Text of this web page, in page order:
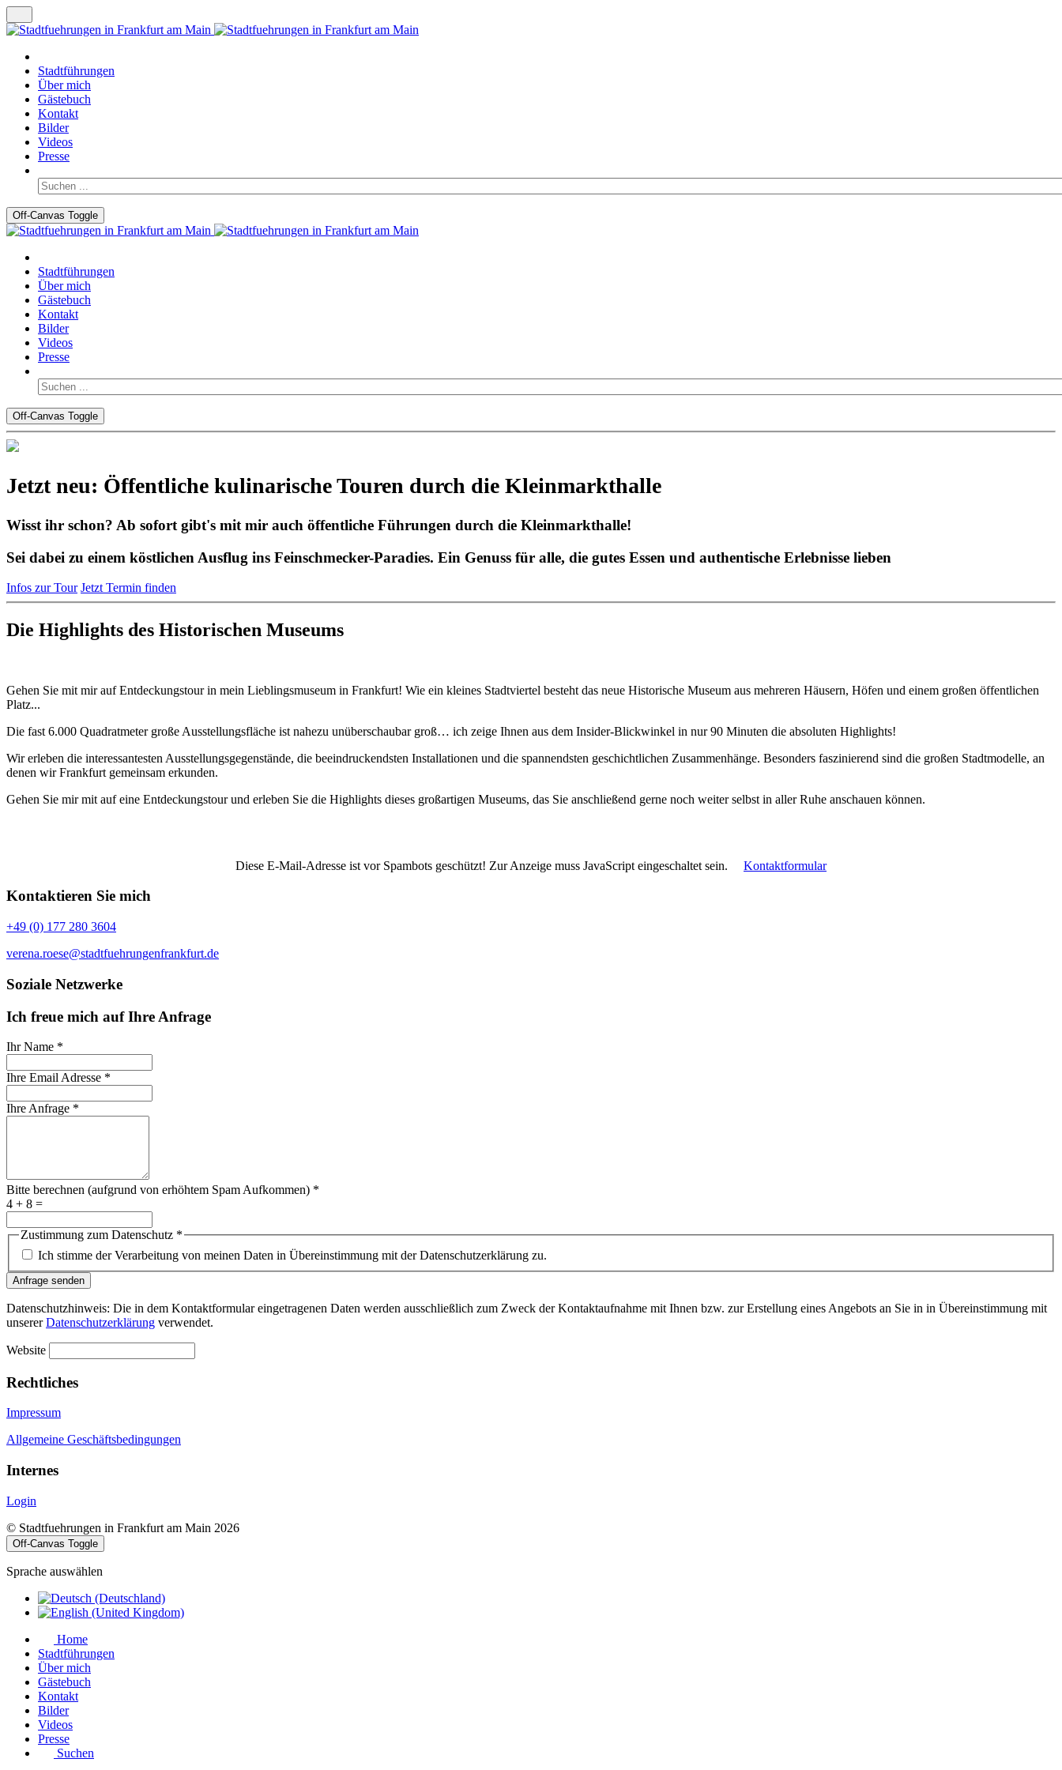
Stadtführungen
Über mich
Gästebuch
Kontakt
Bilder
Videos
Presse
Off-Canvas Toggle
Stadtführungen
Über mich
Gästebuch
Kontakt
Bilder
Videos
Presse
Off-Canvas Toggle
Jetzt neu: Öffentliche kulinarische Touren durch die Kleinmarkthalle
Wisst ihr schon? Ab sofort gibt's mit mir auch öffentliche Führungen durch die Kleinmarkthalle!
Sei dabei zu einem köstlichen Ausflug ins Feinschmecker-Paradies. Ein Genuss für alle, die gutes Essen und authentische Erlebnisse lieben
Infos zur Tour Jetzt Termin finden
Die Highlights des Historischen Museums
Gehen Sie mit mir auf Entdeckungstour in mein Lieblingsmuseum in Frankfurt! Wie ein kleines Stadtviertel besteht das neue Historische Museum aus mehreren Häusern, Höfen und einem großen öffentlichen
Platz...
Die fast 6.000 Quadratmeter große Ausstellungsfläche ist nahezu unüberschaubar groß… ich zeige Ihnen aus dem Insider‑Blickwinkel in nur 90 Minuten die absoluten Highlights!
Wir erleben die interessantesten Ausstellungsgegenstände, die beeindruckendsten Installationen und die spannendsten geschichtlichen Zusammenhänge. Besonders faszinierend sind die großen Stadtmodelle, an
denen wir Frankfurt gemeinsam erkunden.
Gehen Sie mir mit auf eine Entdeckungstour und erleben Sie die Highlights dieses großartigen Museums, das Sie anschließend gerne noch weiter selbst in aller Ruhe anschauen können.
Diese E-Mail-Adresse ist vor Spambots geschützt! Zur Anzeige muss JavaScript eingeschaltet sein. Kontaktformular
Kontaktieren Sie mich
+49 (0) 177 280 3604
verena.roese@stadtfuehrungenfrankfurt.de
Soziale Netzwerke
Ich freue mich auf Ihre Anfrage
Ihr Name *
Ihre Email Adresse *
Ihre Anfrage *
Bitte berechnen (aufgrund von erhöhtem Spam Aufkommen) *
4 + 8 =
Zustimmung zum Datenschutz *
Ich stimme der Verarbeitung von meinen Daten in Übereinstimmung mit der Datenschutzerklärung zu.
Anfrage senden
Datenschutzhinweis: Die in dem Kontaktformular eingetragenen Daten werden ausschließlich zum Zweck der Kontaktaufnahme mit Ihnen bzw. zur Erstellung eines Angebots an Sie in in Übereinstimmung mit
unsererDatenschutzerklärung verwendet.
Website
Rechtliches
Impressum
Allgemeine Geschäftsbedingungen
Internes
Login
© Stadtfuehrungen in Frankfurt am Main 2026
Off-Canvas Toggle
Sprache auswählen
Home
Stadtführungen
Über mich
Gästebuch
Kontakt
Bilder
Videos
Presse
Suchen